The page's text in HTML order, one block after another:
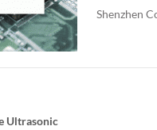
Shenzhen
Ultrasonic